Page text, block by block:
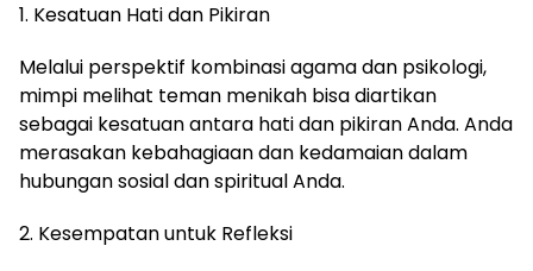
1. Kesatuan Hati dan Pikiran
Melalui perspektif kombinasi agama dan psikologi,
mimpi melihat teman menikah bisa diartikan
sebagai kesatuan antara hati dan pikiran Anda. Anda
merasakan kebahagiaan dan kedamaian dalam
hubungan sosial dan spiritual Anda.
2. Kesempatan untuk Refleksi